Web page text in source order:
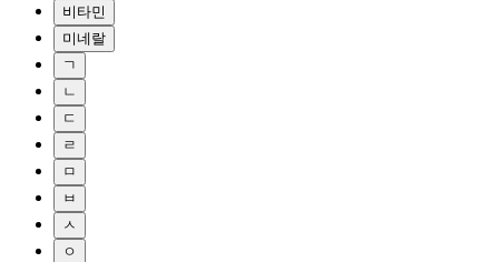
비타민
미네랄
ㄱ
ㄴ
ㄷ
ㄹ
ㅁ
ㅂ
ㅅ
ㅇ